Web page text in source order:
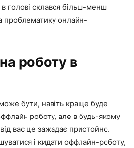
голові склався більш-менш
проблематику онлайн-
роботу в
бути, навіть краще буде
роботу, але в будь-якому
вас це зажадає пристойно.
і кидати оффлайн-роботу,